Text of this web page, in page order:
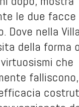
le due facce
Dove nella
della forma
che